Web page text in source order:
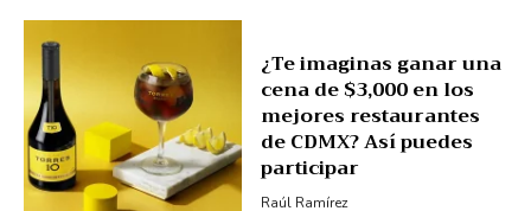
¿Te imaginas ganar una
cena de $3,000 en los
mejores restaurantes
de CDMX? Así puedes
participar
Raúl Ramírez